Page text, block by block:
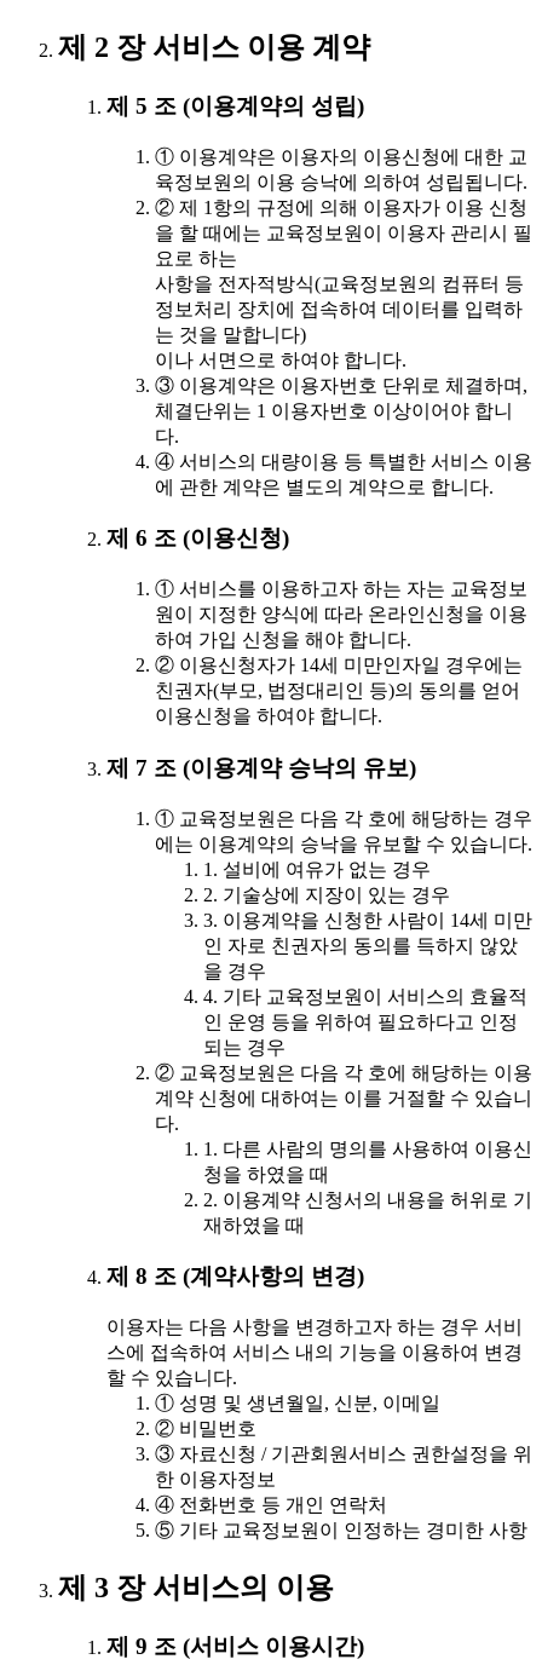
제 2 장 서비스 이용 계약
제 5 조 (이용계약의 성립)
① 이용계약은 이용자의 이용신청에 대한 교
육정보원의 이용 승낙에 의하여 성립됩니다.
② 제 1항의 규정에 의해 이용자가 이용 신청
을 할 때에는 교육정보원이 이용자 관리시 필
요로 하는
사항을 전자적방식(교육정보원의 컴퓨터 등
정보처리 장치에 접속하여 데이터를 입력하
는 것을 말합니다)
이나 서면으로 하여야 합니다.
③ 이용계약은 이용자번호 단위로 체결하며,
체결단위는 1 이용자번호 이상이어야 합니
다.
④ 서비스의 대량이용 등 특별한 서비스 이용
에 관한 계약은 별도의 계약으로 합니다.
제 6 조 (이용신청)
① 서비스를 이용하고자 하는 자는 교육정보
원이 지정한 양식에 따라 온라인신청을 이용
하여 가입 신청을 해야 합니다.
② 이용신청자가 14세 미만인자일 경우에는
친권자(부모, 법정대리인 등)의 동의를 얻어
이용신청을 하여야 합니다.
제 7 조 (이용계약 승낙의 유보)
① 교육정보원은 다음 각 호에 해당하는 경우
에는 이용계약의 승낙을 유보할 수 있습니다.
1. 설비에 여유가 없는 경우
2. 기술상에 지장이 있는 경우
3. 이용계약을 신청한 사람이 14세 미만
인 자로 친권자의 동의를 득하지 않았
을 경우
4. 기타 교육정보원이 서비스의 효율적
인 운영 등을 위하여 필요하다고 인정
되는 경우
② 교육정보원은 다음 각 호에 해당하는 이용
계약 신청에 대하여는 이를 거절할 수 있습니
다.
1. 다른 사람의 명의를 사용하여 이용신
청을 하였을 때
2. 이용계약 신청서의 내용을 허위로 기
재하였을 때
제 8 조 (계약사항의 변경)
이용자는 다음 사항을 변경하고자 하는 경우 서비
스에 접속하여 서비스 내의 기능을 이용하여 변경
할 수 있습니다.
① 성명 및 생년월일, 신분, 이메일
② 비밀번호
③ 자료신청 / 기관회원서비스 권한설정을 위
한 이용자정보
④ 전화번호 등 개인 연락처
⑤ 기타 교육정보원이 인정하는 경미한 사항
제 3 장 서비스의 이용
제 9 조 (서비스 이용시간)